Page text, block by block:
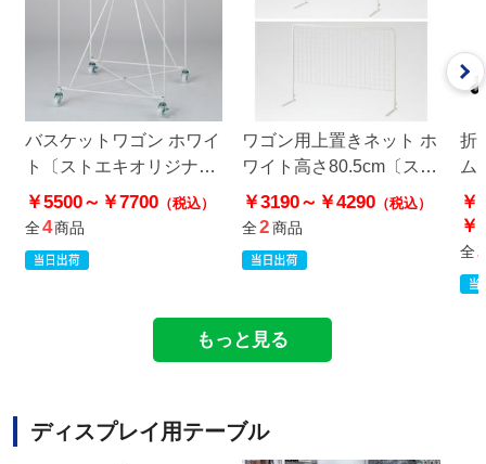
バスケットワゴン ホワイ
ト〔ストエキオリジナ
ル〕
￥5500～ ￥7700（税込）
全4商品
ワゴン用上置きネット ホ
ワイト高さ80.5cm〔スト
エキオリジナル〕
￥3190～ ￥4290 （税込）
全2商品
折
ム
ル
￥
￥
全2
もっと見る
ディスプレイ用テーブル